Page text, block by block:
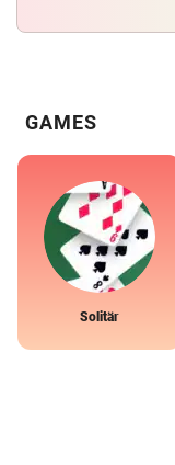
GAMES
Solitär